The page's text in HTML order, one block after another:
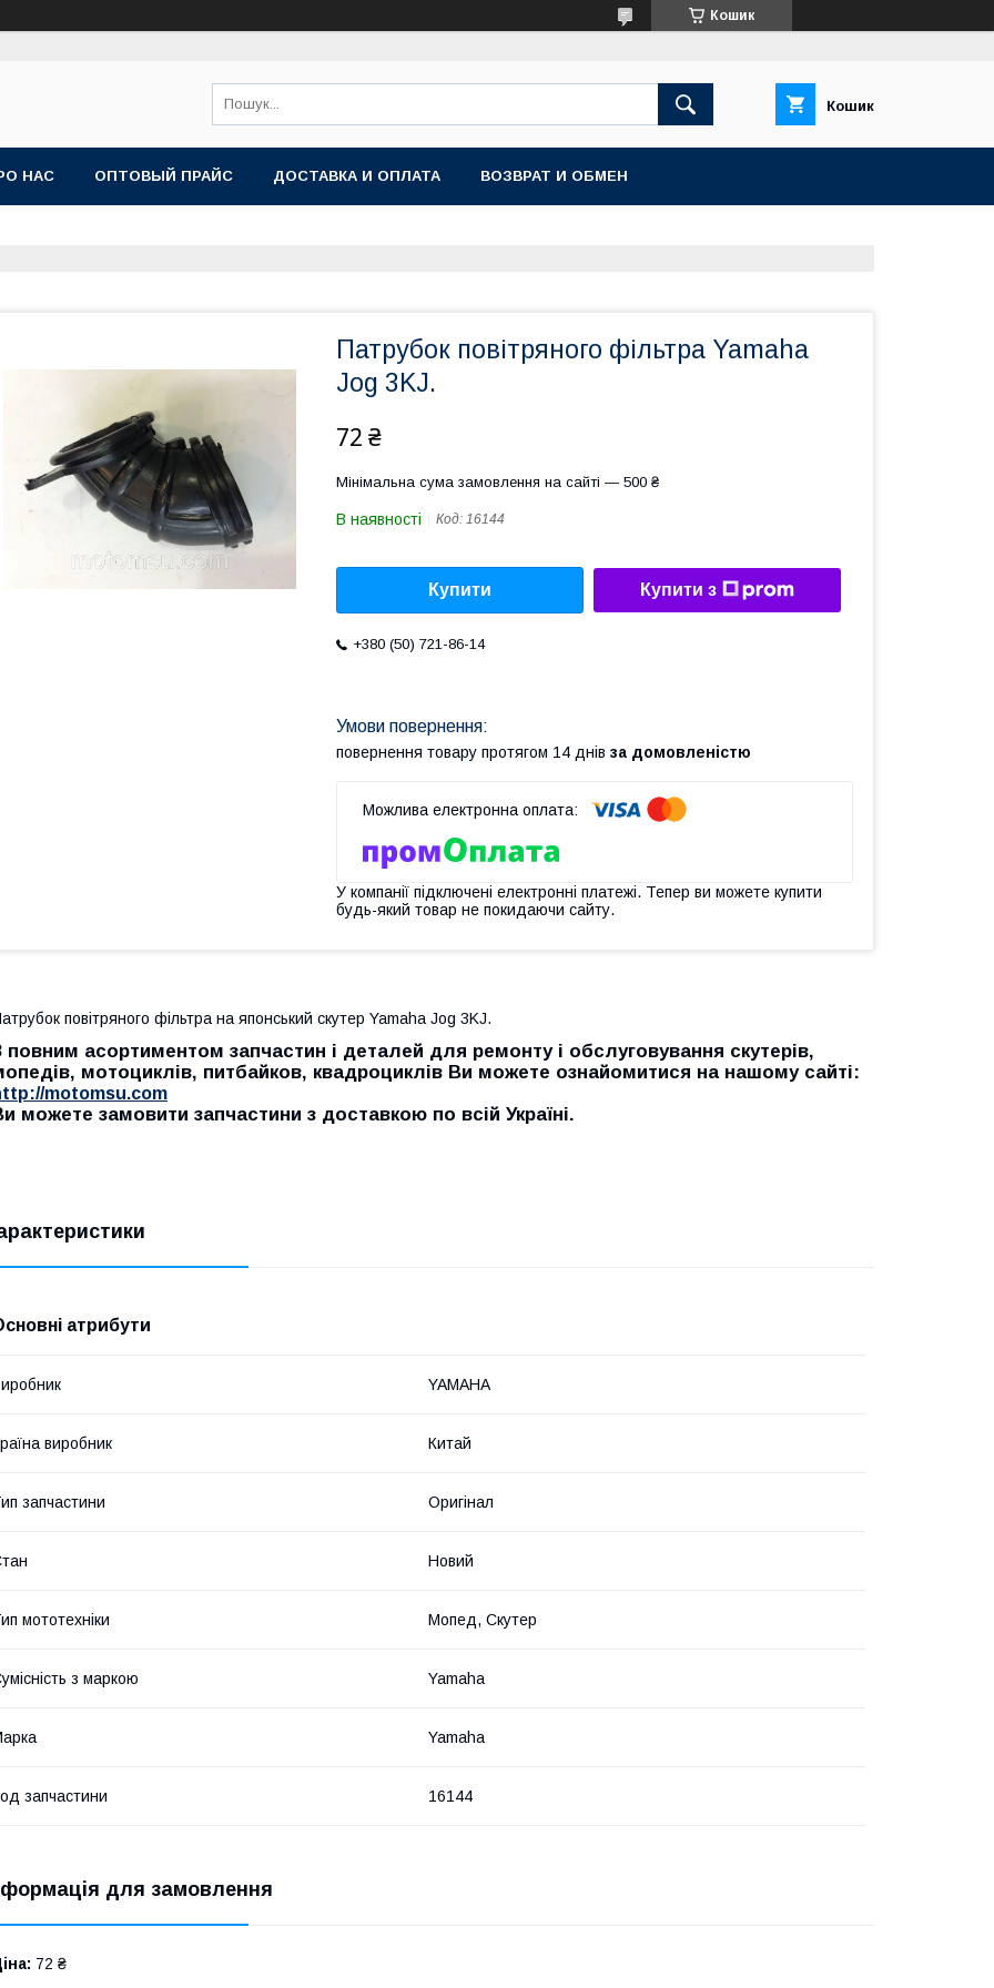
Кошик
Кошик
НАС ОПТОВЫЙ ПРАЙС ДОСТАВКА И ОПЛАТА ВОЗВРАТ И ОБМЕН
Патрубок повітряного фільтра Yamaha
Jog 3KJ.
72 ₴
Мінімальна сума замовлення на сайті — 500 ₴
В наявності Код: 16144
Купити Купити з
+380 (50) 721-86-14
повернення товару протягом 14 днів за домовленістю
У компанії підключені електронні платежі. Тепер ви можете купити
будь-який товар не покидаючи сайту.
повітряного фільтра на японський скутер Yamaha Jog 3KJ.
повним асортиментом запчастин і деталей для ремонту і обслуговування скутерів,
мотоциклів, питбайков, квадроциклів Ви можете ознайомитися на нашому сайті:
motomsu.com
можете замовити запчастини з доставкою по всій Україні.
атрибути
YAMAHA
виробник Китай
запчастини Оригінал
Новий
мототехніки Мопед, Скутер
з маркою Yamaha
Yamaha
запчастини 16144
для замовлення
72 ₴